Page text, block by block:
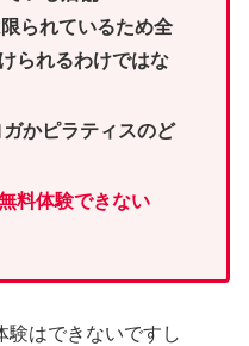
られているため全
られるわけではな
かピラティスのど
料体験できない
験はできないですし